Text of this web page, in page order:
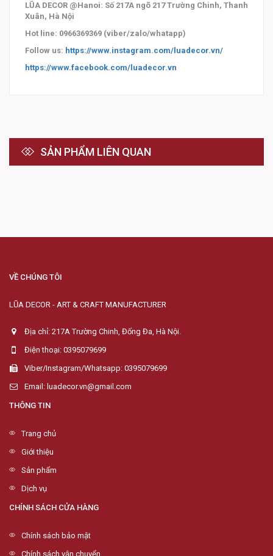
LŨA DECOR @Hanoi: Số 217A ngõ 217 Trường Chinh, Thanh
Xuân, Hà Nội
Hot line: 0966369369 (viber/zalo/whatapp)
Follow us: https://www.instagram.com/luadecor.vn/
https://www.facebook.com/luadecor.vn
SẢN PHẨM LIÊN QUAN
VỀ CHÚNG TÔI
LŨA DECOR - ART & CRAFT MANUFACTURER
Địa chỉ: 217A Trường Chinh, Đống Đa, Hà Nội.
Điện thoại: 0395079699
Viber/Instagram/Whatsapp: 0395079699
Email: luadecor.vn@gmail.com
THÔNG TIN
Trang chủ
Giới thiệu
Sản phẩm
Dịch vụ
CHÍNH SÁCH CỬA HÀNG
Chính sách bảo mật
Chính sách vận chuyển